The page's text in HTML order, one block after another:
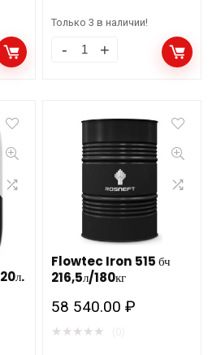
Только 3 в наличии!
Flowtec Iron 515 бч
216,5л/180кг
58 540.00₽
★ ★ ★ ★ ★